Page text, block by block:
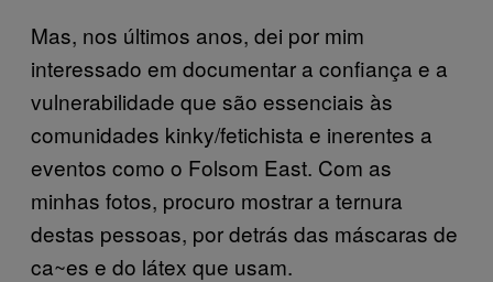
Mas, nos últimos anos, dei por mim
interessado em documentar a confiança e a
vulnerabilidade que são essenciais às
comunidades kinky/fetichista e inerentes a
eventos como o Folsom East. Com as
minhas fotos, procuro mostrar a ternura
destas pessoas, por detrás das máscaras de
ca~es e do látex que usam.